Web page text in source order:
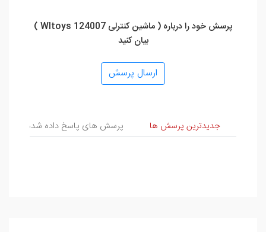
پرسش خود را درباره ( ماشین کنترلی Wltoys 124007 )
بیان کنید
ارسال پرسش
پرسش و پاسخ
جدیدترین پرسش ها پرسش های پاسخ داده شده